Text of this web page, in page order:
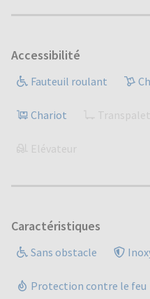
Accessibilité
Fauteuil roulant
Chariot
Elévateur
Caractéristiques
Sans obstacle
Protection contre le feu